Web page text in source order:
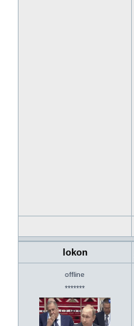
lokon
offline
*******